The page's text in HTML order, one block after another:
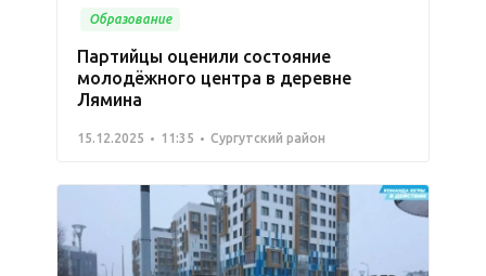
Образование
Партийцы оценили состояние
молодёжного центра в деревне
Лямина
15.12.2025 11:35 Сургутский район